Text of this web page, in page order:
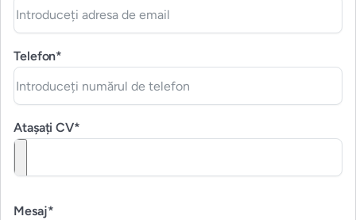
Telefon*
Atașați CV*
Mesaj*